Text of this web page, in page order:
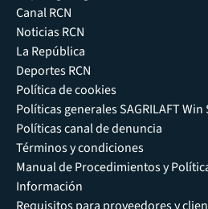
Canal RCN
Noticias RCN
La República
Deportes RCN
Política de cookies
Políticas generales SAGRILAFT
Políticas canal de denuncia
Términos y condiciones
Manual de Procedimientos y
Información